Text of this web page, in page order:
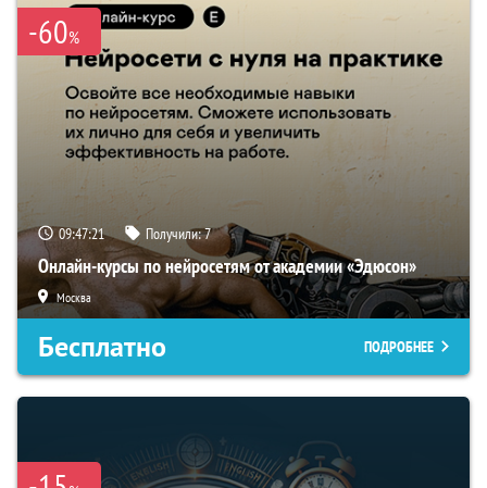
-60%
09:47:20 Получили:7
Онлайн-курсы по нейросетям от академии «Эдюсон»
Москва
Бесплатно ПОДРОБНЕЕ